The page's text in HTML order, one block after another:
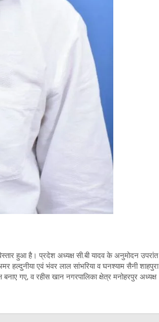
हुआ है। प्रदेश अध्यक्ष सी.बी यादव के अनुमोदन उपरांत
हल्दुनीया एवं भंवर लाल सांभरिया व घनश्याम सैनी शाहपुरा
गए, व रहीस खान नगरपालिका क्षेत्र मनोहरपुर अध्यक्ष